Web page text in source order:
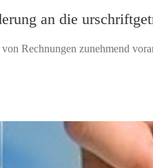
an die
Rechnungen zunehmend